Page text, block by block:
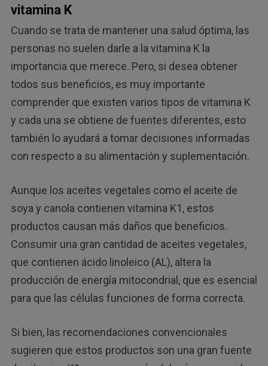
vitamina K
Cuando se trata de mantener una salud óptima, las
personas no suelen darle a la vitamina K la
importancia que merece. Pero, si desea obtener
todos sus beneficios, es muy importante
comprender que existen varios tipos de vitamina K
y cada una se obtiene de fuentes diferentes, esto
también lo ayudará a tomar decisiones informadas
con respecto a su alimentación y suplementación.
Aunque los aceites vegetales como el aceite de
soya y canola contienen vitamina K1, estos
productos causan más daños que beneficios.
Consumir una gran cantidad de aceites vegetales,
que contienen ácido linoleico (AL), altera la
producción de energía mitocondrial, que es esencial
para que las células funciones de forma correcta.
Si bien, las recomendaciones convencionales
sugieren que estos productos son una gran fuente